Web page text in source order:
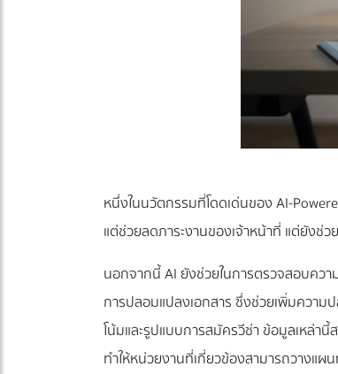
หนึ่งในนวัตกรรมที่โดดเด่นของ AI-
แต่ช่วยลดภาระงานของเจ้าหน้าที่ แต่ยังช่
นอกจากนี้ AI ยังช่วยในการตรวจสอบควา
การปลอมแปลงเอกสาร ซึ่งช่วยเพิ่มความ
โน้มและรูปแบบการสมัครวีซ่า ข้อมูลเหล่า
ทำให้หน่วยงานที่เกี่ยวข้องสามารถวางแผ